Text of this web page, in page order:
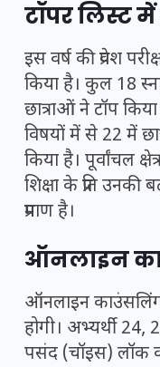
टॉपर लिस्ट
इस वर्ष की प्रवेश
किया है। कुल 18
छात्राओं ने टॉप
विषयों में से 22 में
किया है। पूर्वांचल
शिक्षा के प्रति
प्रमाण है।
ऑनलाइन
ऑनलाइन काउंसलिंग
होगी। अभ्यर्थी
पसंद (चॉइस) लॉक